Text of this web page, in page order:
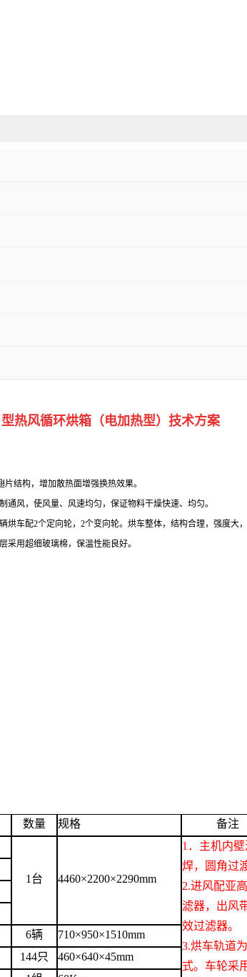
型热风循环烘箱（电加热型）技术方案
结构，增加散热面增强换热效果。
风，使风量、风速均匀，保证物料干燥快速、均匀。
烘车配2个定向轮，2个变向轮。烘车整体，结构合理，强度大，
采用超细玻璃棉，保温性能良好。
数量 规格 备注
1台 4460×2200×2290mm
1． 主机内壁
焊，圆角过
2.进风配亚
滤器，出风
效过滤器。
3.烘车轨道
式。车轮采
6辆 710×950×1510mm
144只 460×640×45mm